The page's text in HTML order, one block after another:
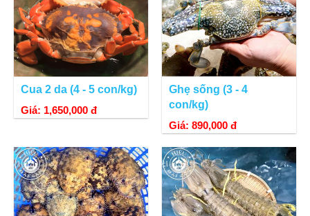
Cua 2 da (4 - 5 con/kg)
Giá: 1,650,000 đ
Ghẹ sống (3 - 4
con/kg)
Giá: 890,000 đ